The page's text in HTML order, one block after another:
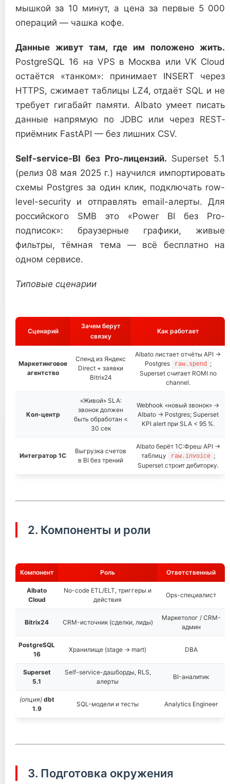
мышкой за 10 минут, а цена за первые 5 000
операций — чашка кофе.
Данные живут там, где им положено жить.
PostgreSQL 16 на VPS в Москва или VK Cloud
остаётся «танком»: принимает INSERT через
HTTPS, сжимает таблицы LZ4, отдаёт SQL и не
требует гигабайт памяти. Albato умеет писать
данные напрямую по JDBC или через REST‐
приёмник FastAPI — без лишних CSV.
Self-service-BI без Pro-лицензий. Superset 5.1
(релиз 08 мая 2025 г.) научился импортировать
схемы Postgres за один клик, подключать row-
level-security и отправлять email-алерты. Для
российского SMB это «Power BI без Pro-
подписок»: браузерные графики, живые
фильтры, тёмная тема — всё бесплатно на
одном сервисе.
Типовые сценарии
Сценарий
Зачем берут
связку
Как работает
Маркетинговое
агентство
Спенд из Яндекс
Direct + заявки
Bitrix24
Albato листает отчёты API →
Postgres
raw.spend ;
Superset считает ROMI по
channel.
Кол-центр
«Живой» SLA:
звонок должен
быть обработан <
30 сек
Webhook «новый звонок» →
Albato → Postgres; Superset
KPI alert при SLA < 95 %.
Интегратор 1С
Выгрузка счетов
в BI без трений
Albato берёт 1С:Фреш API →
таблицу
raw.invoice ;
Superset строит дебиторку.
2. Компоненты и роли
Компонент Роль Ответственный
Albato
Cloud
No-code ETL/ELT, триггеры и
действия
Ops-специалист
Bitrix24 CRM-источник (сделки, лиды)
Маркетолог / CRM-
админ
PostgreSQL
16
Хранилище (stage → mart) DBA
Superset
5.1
Self-service-дашборды, RLS,
алерты
BI-аналитик
(опция) dbt
1.9
SQL-модели и тесты Analytics Engineer
3. Подготовка окружения